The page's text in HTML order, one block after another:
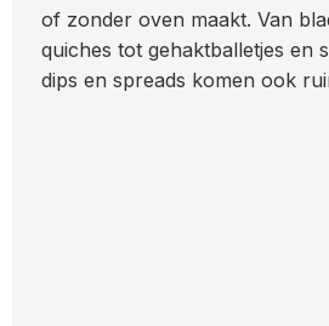
of zonder oven maakt. Van
quiches tot gehaktballetjes en
dips en spreads komen ook